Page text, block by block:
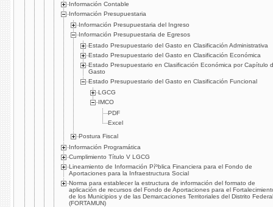
Información Contable
Información Presupuestaria
Información Presupuestaria del Ingreso
Información Presupuestaria de Egresos
Estado Presupuestario del Gasto en Clasificación Administrativa
Estado Presupuestario del Gasto en Clasificación Económica
Estado Presupuestario en Clasificación Económica por Capí­tulo
Gasto
Estado Presupuestario del Gasto en Clasificación Funcional
LGCG
IMCO
PDF
Excel
Postura Fiscal
Información Programática
Cumplimiento Tí­tulo V LGCG
Lineamiento de Información Píºblica Financiera para el Fondo de
Aportaciones para la Infraestructura Social
Norma para establecer la estructura de información del formato de
aplicación de recursos del Fondo de Aportaciones para el
de los Municipios y de las Demarcaciones Territoriales del Distrito Federal
(FORTAMUN)